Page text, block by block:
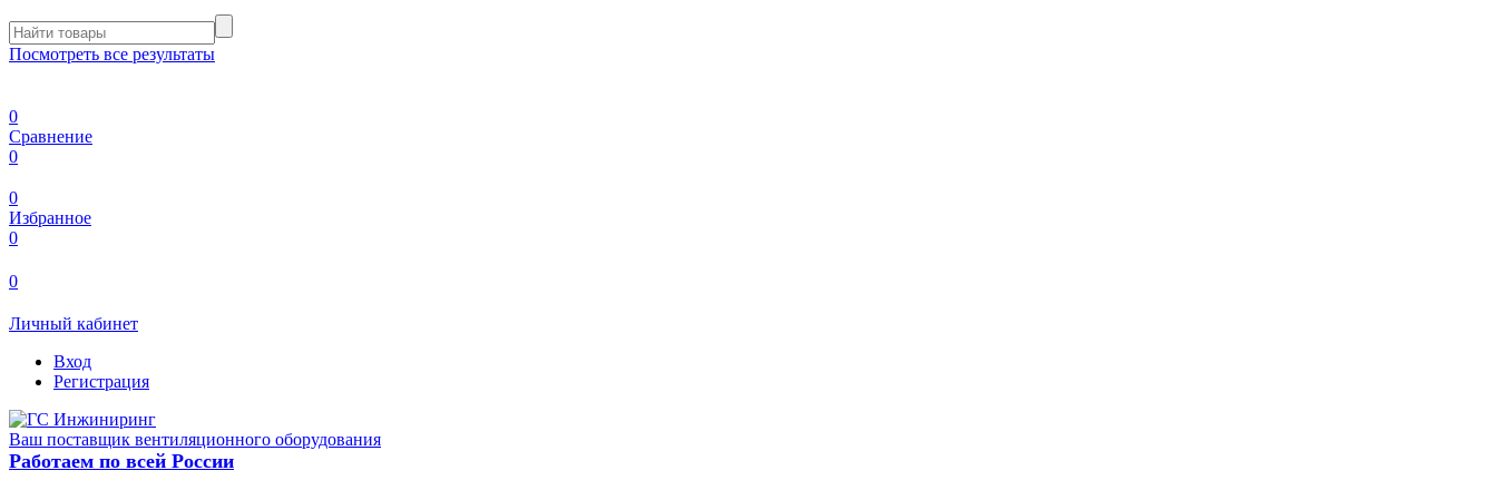
Посмотреть все результаты
0
Сравнение
0
0
Избранное
0
0
Личный кабинет
Вход
Регистрация
Ваш поставщик вентиляционного оборудования
Работаем по всей России